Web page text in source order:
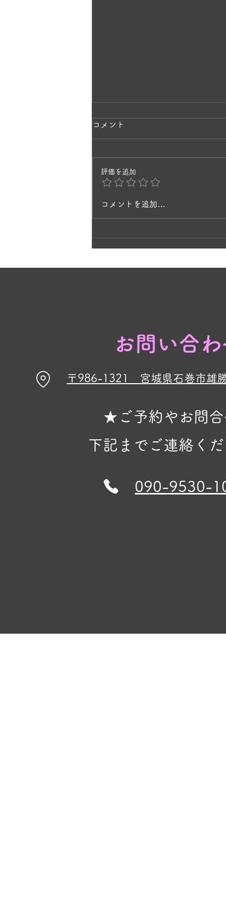
ラベンダーの香りに包まれて
✨
ずつ挿し木で増やして3年目。 と
てもキレイで、庭を歩いていると
風にそよいで、ラベンダーの香り
見頃です🌸
コメント
評価を追加
コメントを追加…
お問い合
〒986-1321 宮城県石巻市雄
★ご予約やお問
下記までご連絡く
090-9530-